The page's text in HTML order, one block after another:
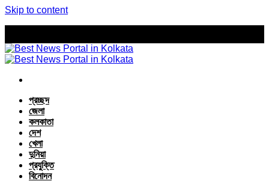
Skip to content
প্রচ্ছদ
জেলা
কলকাতা
দেশ
খেলা
দুনিয়া
প্রযুক্তি
বিনোদন